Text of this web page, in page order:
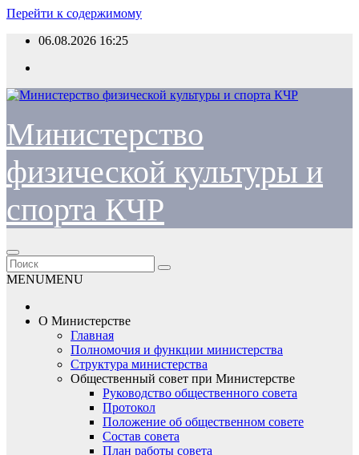
Перейти к содержимому
06.08.2026 16:25
Министерство
физической культуры и
спорта КЧР
MENUMENU
О Министерстве
Главная
Полномочия и функции министерства
Структура министерства
Общественный совет при Министерстве
Руководство общественного совета
Протокол
Положение об общественном совете
Состав совета
План работы совета